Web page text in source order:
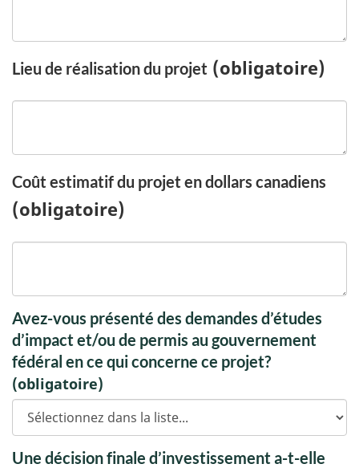
Lieu de réalisation du projet (obligatoire)
Coût estimatif du projet en dollars canadiens
(obligatoire)
Avez-vous présenté des demandes d’études
d’impact et/ou de permis au gouvernement
fédéral en ce qui concerne ce projet?
(obligatoire)
Une décision finale d’investissement a-t-elle